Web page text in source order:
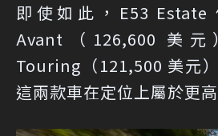
即使如此，E53 Estate
Avant（126,600 美元
Touring（121,500 美元
這兩款車在定位上屬於更